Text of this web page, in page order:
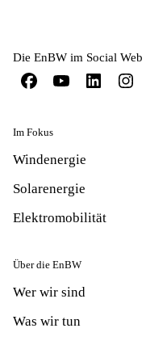
Die EnBW im Social Web
Im Fokus
Windenergie
Solarenergie
Elektromobilität
Über die EnBW
Wer wir sind
Was wir tun